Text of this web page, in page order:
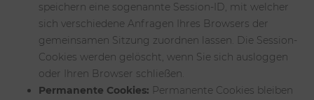
speichern eine sogenannte Session-ID, mit welcher
sich verschiedene Anfragen Ihres Browsers der
gemeinsamen Sitzung zuordnen lassen. Die Session-
Cookies werden gelöscht, wenn Sie sich ausloggen
oder Ihren Browser schließen.
Permanente Cookies: Permanente Cookies bleiben